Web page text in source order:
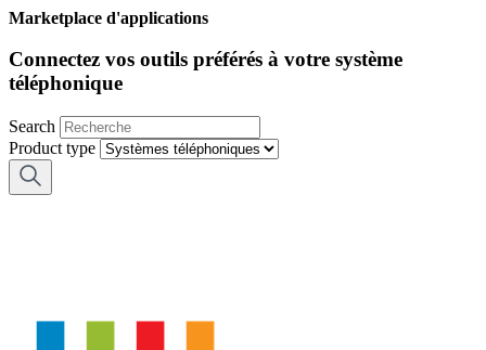
Marketplace d'applications
Connectez vos outils préférés à votre système
téléphonique
Search
Product type